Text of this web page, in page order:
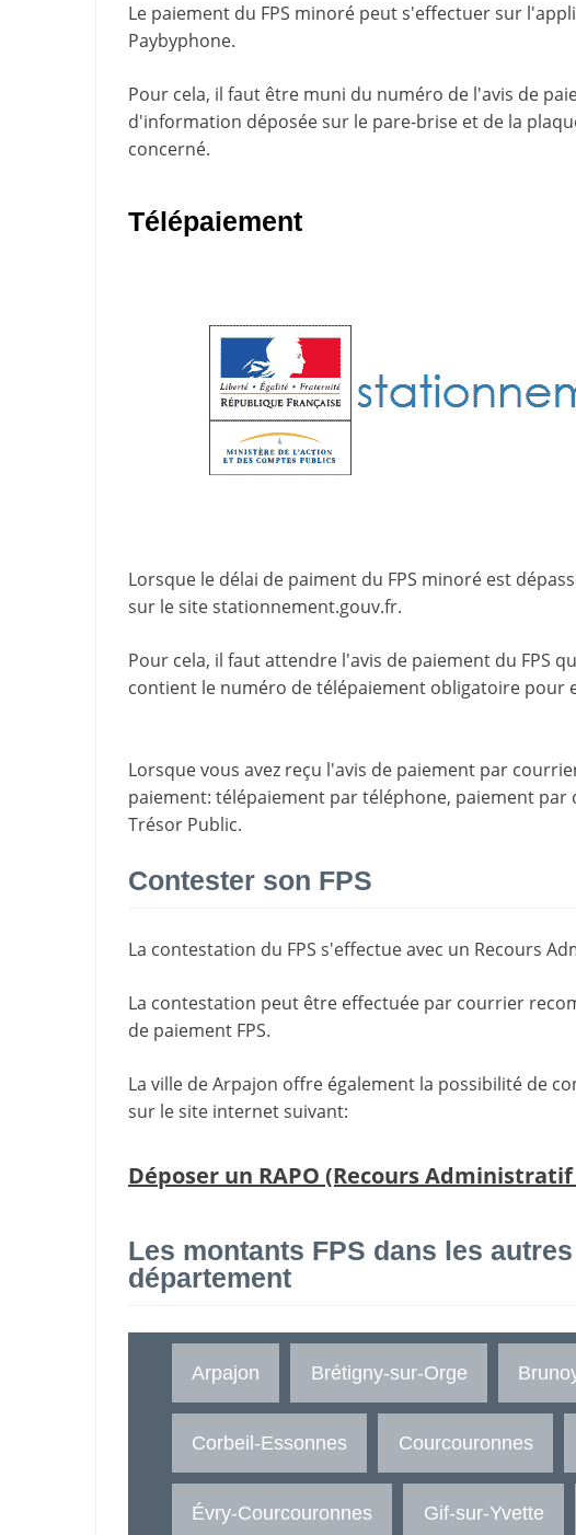
Le paiement du FPS minoré peut s'effectuer sur
Paybyphone.
Pour cela, il faut être muni du numéro de l'avis de
d'information déposée sur le pare-brise et de la
concerné.
Télépaiement
Lorsque le délai de paiment du FPS minoré est
sur le sitestationnement.gouv.fr.
Pour cela, il faut attendre l'avis de paiement du FPS
contient le numéro de télépaiement obligatoire pour
Lorsque vous avez reçu l'avis de paiement par
paiement: télépaiement par téléphone, paiement par
Trésor Public.
Contester son FPS
La contestation du FPS s'effectue avec un Recours
La contestation peut être effectuée par courrier
de paiement FPS.
La ville de Arpajon offre également la possibilité de
sur le site internet suivant:
Déposer un RAPO (Recours
Les montants FPS dans les
département
Arpajon Brétigny-sur-Orge
Corbeil-Essonnes Courcouronnes
Évry-Courcouronnes Gif-sur-Yvette